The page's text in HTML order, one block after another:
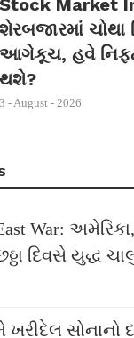
શેરબજારમાં ચોથા
આગેકૂચ, હવે
થશે?
3 - August - 2026
War:
દિવસે યુદ્ધ
ખરીદેલ સોનાનો